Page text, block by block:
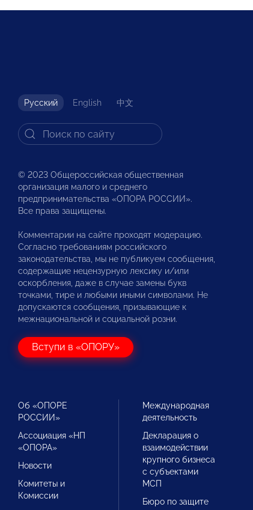
Русский English 中文
© 2023 Общероссийская общественная
организация малого и среднего
предпринимательства «ОПОРА РОССИИ».
Все права защищены.
Комментарии на сайте проходят модерацию.
Согласно требованиям российского
законодательства, мы не публикуем сообщения,
содержащие нецензурную лексику и/или
оскорбления, даже в случае замены букв
точками, тире и любыми иными символами. Не
допускаются сообщения, призывающие к
межнациональной и социальной розни.
Вступи в «ОПОРУ»
Об «ОПОРЕ
РОССИИ»
Ассоциация «НП
«ОПОРА»
Новости
Комитеты и
Комиссии
Международная
деятельность
Декларация о
взаимодействии
крупного бизнеса
с субъектами
МСП
Бюро по защите